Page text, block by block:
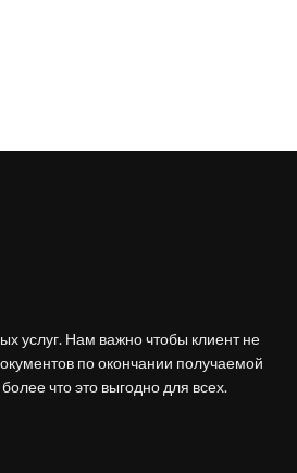
услуг. Нам важно чтобы клиент не
по окончании получаемой
что это выгодно для всех.